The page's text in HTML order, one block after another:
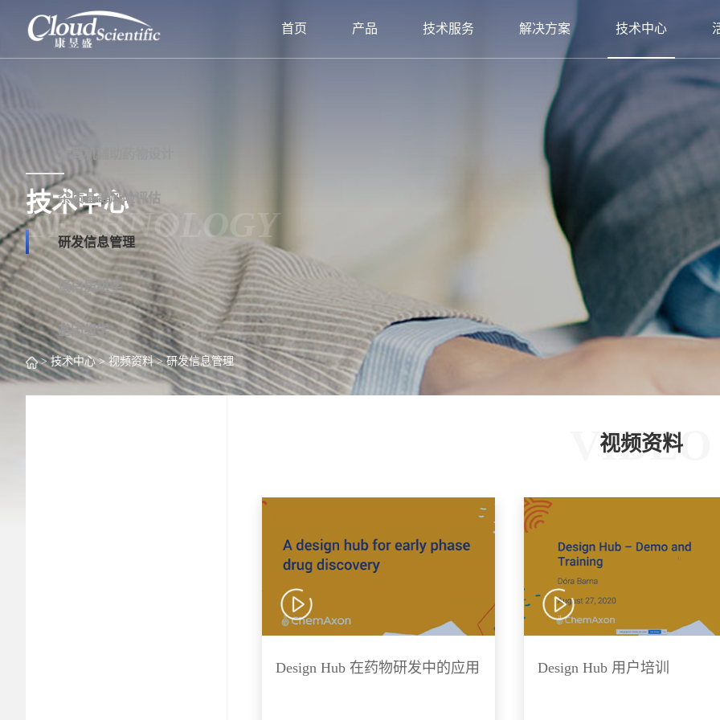
首页 产品 技术服务 解决方案 技术中心
技术中心
TECHNOLOGY
> 技术中心> 视频资料> 研发信息管理
杂质基毒风险评估
研发信息管理
蛋白质组学
基因组学
视频资料
VIDEO
Design Hub 在药物研发中的应用 Design Hub 用户培训